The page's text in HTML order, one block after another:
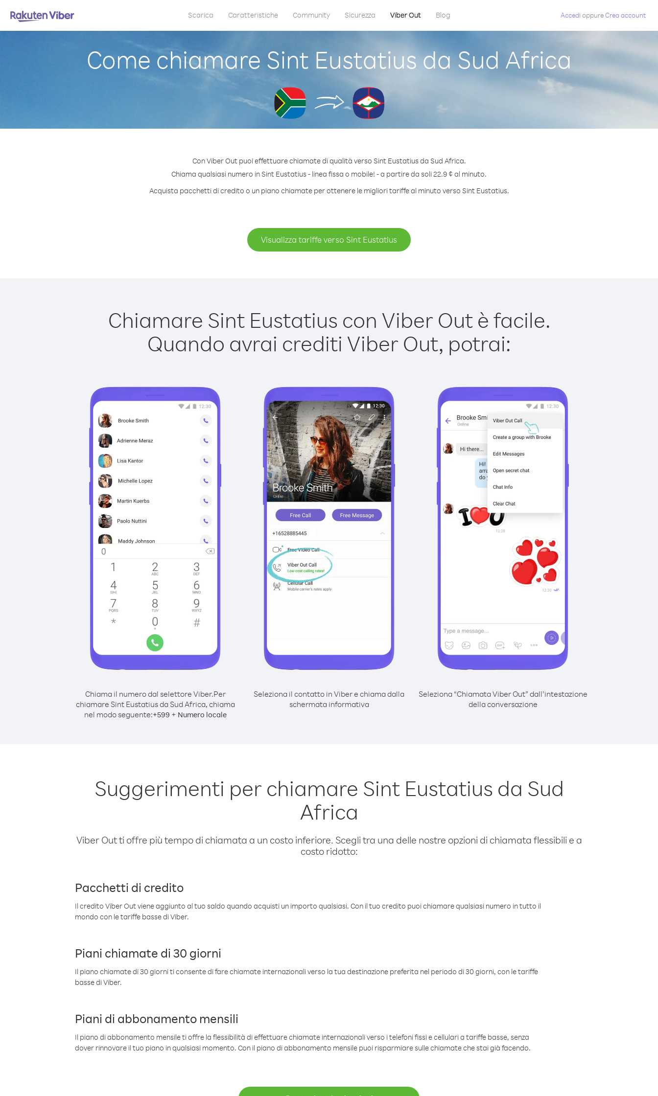
Scarica Caratteristiche Community Sicurezza Viber Out Blog Accedi oppureCrea account
Come chiamare Sint Eustatius da Sud Africa
Con Viber Out puoi effettuare chiamate di qualità verso Sint Eustatius da Sud Africa.
Chiama qualsiasi numero in Sint Eustatius - linea fissa o mobile! - a partire da soli 22.9 ¢ al minuto.
Acquista pacchetti di credito o un piano chiamate per ottenere le migliori tariffe al minuto verso Sint Eustatius.
Visualizza tariffe verso Sint Eustatius
Chiamare Sint Eustatius con Viber Out è facile.
Quando avrai crediti Viber Out, potrai:
Chiama il numero dal selettore Viber.Per
chiamare Sint Eustatius da Sud Africa, chiama
nel modo seguente:+599 + Numero locale
Seleziona il contatto in Viber e chiama dalla
schermata informativa
Seleziona “Chiamata Viber Out” dall’intestazione
della conversazione
Suggerimenti per chiamare Sint Eustatius da Sud
Africa
Viber Out ti offre più tempo di chiamata a un costo inferiore. Scegli tra una delle nostre opzioni di chiamata flessibili e a
costo ridotto:
Pacchetti di credito
Il credito Viber Out viene aggiunto al tuo saldo quando acquisti un importo qualsiasi. Con il tuo credito puoi chiamare qualsiasi numero in tutto il
mondo con le tariffe basse di Viber.
Piani chiamate di 30 giorni
Il piano chiamate di 30 giorni ti consente di fare chiamate internazionali verso la tua destinazione preferita nel periodo di 30 giorni, con le tariffe
basse di Viber.
Piani di abbonamento mensili
Il piano di abbonamento mensile ti offre la flessibilità di effettuare chiamate internazionali verso i telefoni fissi e cellulari a tariffe basse, senza
dover rinnovare il tuo piano in qualsiasi momento. Con il piano di abbonamento mensile puoi risparmiare sulle chiamate che stai già facendo.